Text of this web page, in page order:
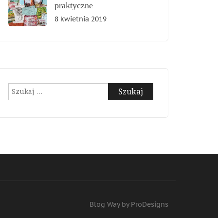
praktyczne
8 kwietnia 2019
Szukaj:
Blog Way by ProDesigns